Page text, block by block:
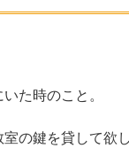
た時のこと。
の鍵を貸して欲